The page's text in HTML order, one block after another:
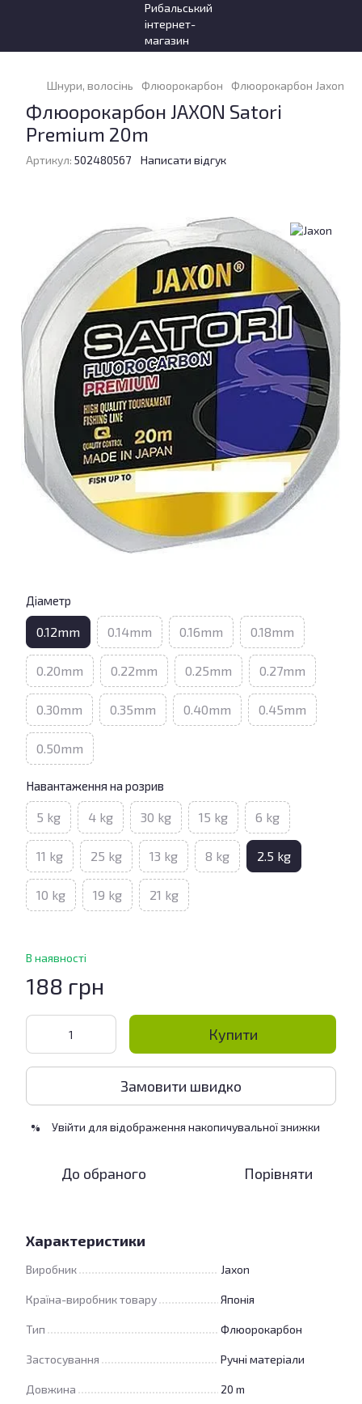
Шнури, волосінь Флюорокарбон Флюорокарбон Jaxon
Флюорокарбон JAXON Satori
Premium 20m
Артикул: 502480567 Написати відгук
Діаметр
0.12mm 0.14mm 0.16mm 0.18mm
0.20mm 0.22mm 0.25mm 0.27mm
0.30mm 0.35mm 0.40mm 0.45mm
0.50mm
Навантаження на розрив
5 kg 4 kg 30 kg 15 kg 6 kg
11 kg 25 kg 13 kg 8 kg 2.5 kg
10 kg 19 kg 21 kg
В наявності
188 грн
Купити
Замовити швидко
% Увійти для відображення накопичувальної знижки
До обраного Порівняти
Характеристики
Виробник Jaxon
Країна-виробник товару Японія
Тип Флюорокарбон
Застосування Ручні матеріали
Довжина 20 m